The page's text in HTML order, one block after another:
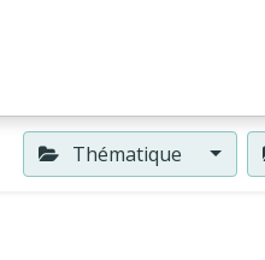
Thématique